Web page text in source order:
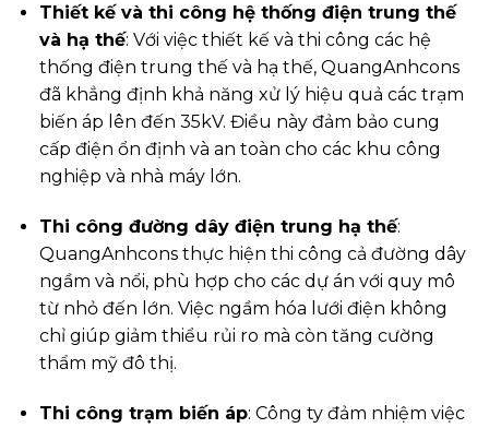
Thiết kế và thi công hệ thống điện trung thế
và hạ thế: Với việc thiết kế và thi công các hệ
thống điện trung thế và hạ thế, QuangAnhcons
đã khẳng định khả năng xử lý hiệu quả các trạm
biến áp lên đến 35kV. Điều này đảm bảo cung
cấp điện ổn định và an toàn cho các khu công
nghiệp và nhà máy lớn.
Thi công đường dây điện trung hạ thế:
QuangAnhcons thực hiện thi công cả đường dây
ngầm và nổi, phù hợp cho các dự án với quy mô
từ nhỏ đến lớn. Việc ngầm hóa lưới điện không
chỉ giúp giảm thiểu rủi ro mà còn tăng cường
thẩm mỹ đô thị.
Thi công trạm biến áp: Công ty đảm nhiệm việc